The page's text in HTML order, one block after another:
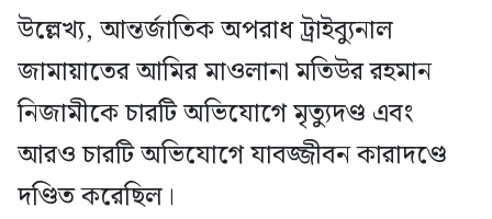
উল্লেখ্য, আন্তর্জাতিক অপরাধ ট্রাইব্যুনাল
জামায়াতের আমির মাওলানা মতিউর রহমান
নিজামীকে চারটি অভিযোগে মৃত্যুদণ্ড এবং
আরও চারটি অভিযোগে যাবজ্জীবন কারাদণ্ডে
দণ্ডিত করেছিল।